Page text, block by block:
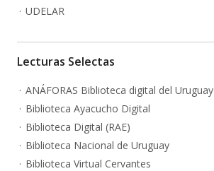
UDELAR
Lecturas Selectas
ANÁFORAS Biblioteca digital del Uruguay
Biblioteca Ayacucho Digital
Biblioteca Digital (RAE)
Biblioteca Nacional de Uruguay
Biblioteca Virtual Cervantes